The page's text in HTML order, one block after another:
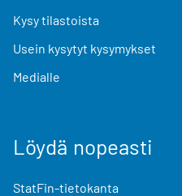
Kysy tilastoista
Usein kysytyt kysymykset
Medialle
Löydä nopeasti
StatFin-tietokanta